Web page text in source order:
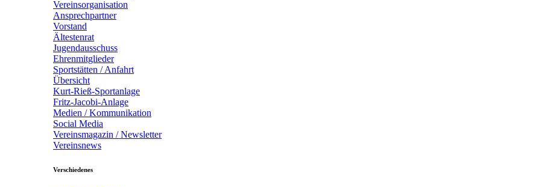
Vereinsorganisation
Ansprechpartner
Vorstand
Ältestenrat
Jugendausschuss
Ehrenmitglieder
Sportstätten / Anfahrt
Übersicht
Kurt-Rieß-Sportanlage
Fritz-Jacobi-Anlage
Medien / Kommunikation
Social Media
Vereinsmagazin / Newsletter
Vereinsnews
Verschiedenes